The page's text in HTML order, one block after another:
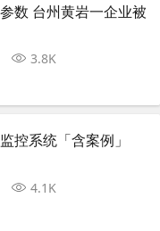
数 台州黄岩一企业被
3.8K
控系统「含案例」
4.1K